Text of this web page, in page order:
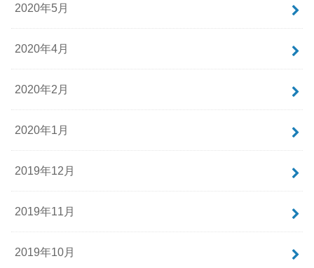
2020年5月
2020年4月
2020年2月
2020年1月
2019年12月
2019年11月
2019年10月